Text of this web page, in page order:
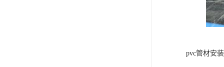
pvc管材安